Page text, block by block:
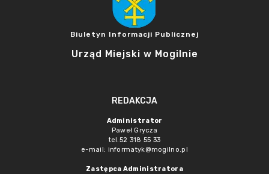
Biuletyn Informacji Publicznej
Urząd Miejski w Mogilnie
REDAKCJA
Administrator
Paweł Grycza
tel.52 318 55 33
e-mail: informatyk@mogilno.pl
Zastępca Administratora